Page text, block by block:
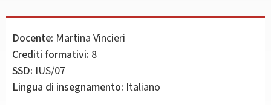
Docente: Martina Vincieri
Crediti formativi: 8
SSD: IUS/07
Lingua di insegnamento: Italiano